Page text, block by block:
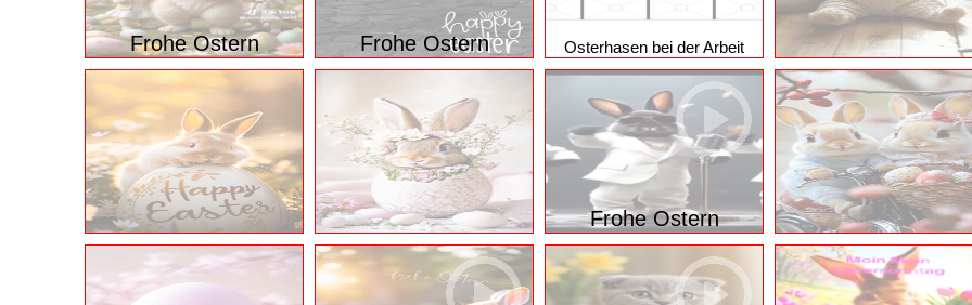
Frohe Ostern Frohe Ostern Osterhasen bei der Arbeit
Frohe Ostern